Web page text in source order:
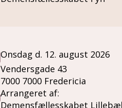
Onsdag d. 12. august 2026
Vendersgade 43
7000 7000 Fredericia
Arrangeret af:
Demensfællesskabet